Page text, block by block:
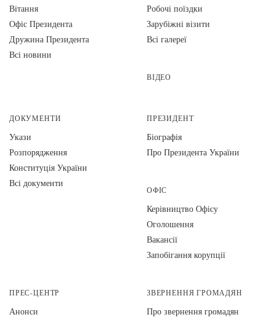
Вiтання
Офіс Президента
Дружина Президента
Всі новини
Робочі поїздки
Зарубіжні візити
Всі галереї
ВІДЕО
ДОКУМЕНТИ
Укази
Розпорядження
Конституція України
Всі документи
ПРЕЗИДЕНТ
Біографія
Про Президента України
ОФІС
Керівництво Офісу
Оголошення
Вакансії
Запобігання корупції
ПРЕС-ЦЕНТР
Анонси
ЗВЕРНЕННЯ ГРОМАДЯН
Про звернення громадян